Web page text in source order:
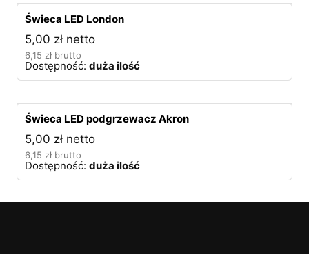
Świeca LED London
5,00 zł netto
6,15 zł brutto
Dostępność: duża ilość
Świeca LED podgrzewacz Akron
5,00 zł netto
6,15 zł brutto
Dostępność: duża ilość